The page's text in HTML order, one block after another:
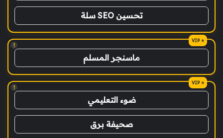
تحسين SEO سلة
!
ماسنجر المسلم
!
ضوء التعليمي
صحيفة برق